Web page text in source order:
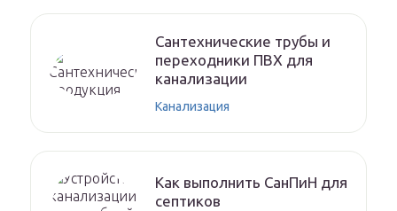
Сантехнические трубы и
переходники ПВХ для
канализации
Канализация
Как выполнить СанПиН для
септиков